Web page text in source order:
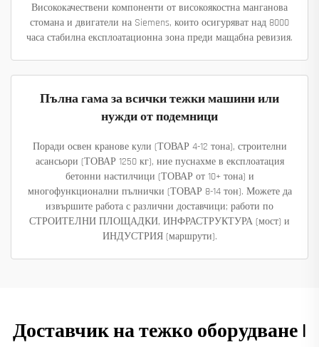
Висококачествени компоненти от високоякостна манганова
стомана и двигатели на Siemens, които осигуряват над 8000
часа стабилна експлоатационна зона преди мащабна ревизия.
Пълна гама за всички тежки машини или
нужди от подемници
Поради освен кранове кули (ТОВАР 4-12 тона), строителни
асансьори (ТОВАР 1250 кг), ние пуснахме в експлоатация
бетонни настилчици (ТОВАР от 10+ тона) и
многофункционални пълнички (ТОВАР 8-14 тон). Можете да
извършите работа с различни доставчици; работи по
СТРОИТЕЛНИ ПЛОЩАДКИ, ИНФРАСТРУКТУРА (мост) и
ИНДУСТРИЯ (маршрути).
Доставчик на тежко оборудване |